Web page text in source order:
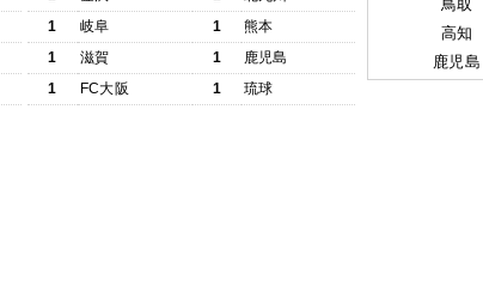
1
岐阜 1
熊本
1
滋賀 1
鹿児島
1
FC大阪 1 琉球
鳥取
高知
鹿児島